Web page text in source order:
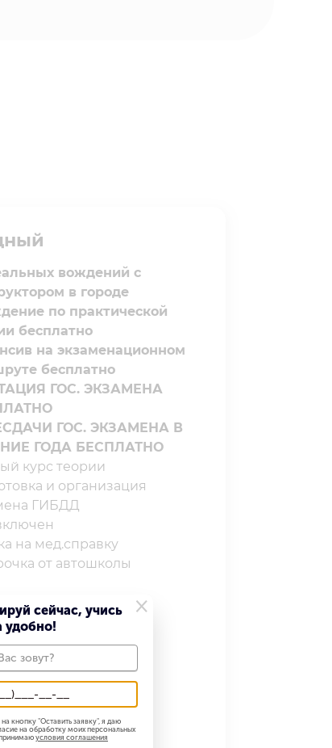
вождений с
в городе
по практической
бесплатно
на экзаменационном
бесплатно
ГОС. ЭКЗАМЕНА
ГОС. ЭКЗАМЕНА В
ГОДА БЕСПЛАТНО
курс теории⁣⁣⁣⁣
и организация
ГИБДД
на мед.справку⁣⁣⁣⁣
от автошколы
900
900 ₽
×
сейчас, учись
удобно!
кнопку "Оставить заявку", я даю
на обработку моих персональных
условия соглашения